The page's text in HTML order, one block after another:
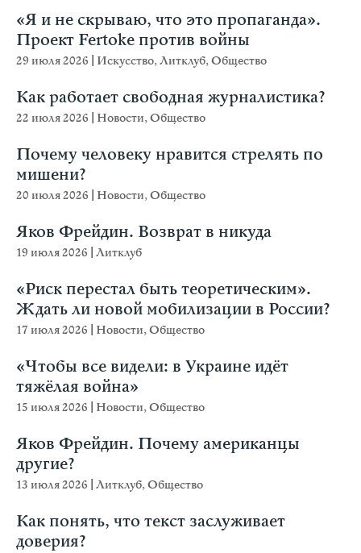
«Я и не скрываю, что это пропаганда».
Проект Fertoke против войны
29 июля 2026 Искусство,Литклуб,Общество
Как работает свободная журналистика?
22 июля 2026 Новости,Общество
Почему человеку нравится стрелять по
мишени?
20 июля 2026 Новости,Общество
Яков Фрейдин. Возврат в никуда
19 июля 2026 Литклуб
«Риск перестал быть теоретическим».
Ждать ли новой мобилизации в России?
17 июля 2026 Новости,Общество
«Чтобы все видели: в Украине идёт
тяжёлая война»
15 июля 2026 Новости,Общество
Яков Фрейдин. Почему американцы
другие?
13 июля 2026 Литклуб,Общество
Как понять, что текст заслуживает
доверия?